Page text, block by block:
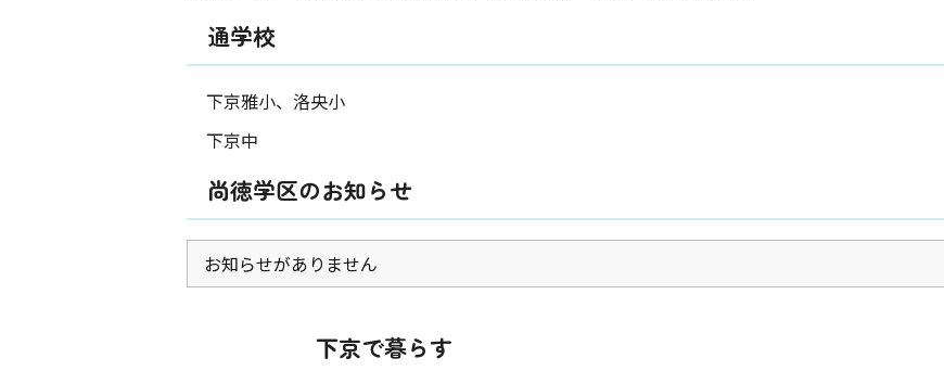
通学校
下京雅小、洛央小
下京中
尚徳学区のお知らせ
お知らせがありません
下京で暮らす